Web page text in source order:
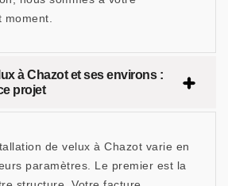
moment.
à Chazot et ses environs :
projet
de velux à Chazot varie en
paramètres. Le premier est la